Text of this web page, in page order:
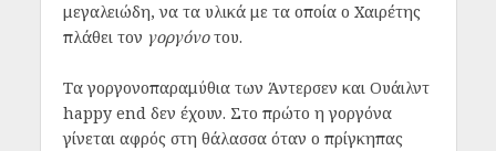
μεγαλειώδη, να τα υλικά με τα οποία ο Χαιρέτης
πλάθει τον γοργόνοτου.
Τα γοργονοπαραμύθια των Άντερσεν και Ουάιλντ
happy end δεν έχουν. Στο πρώτο η γοργόνα
γίνεται αφρός στη θάλασσα όταν ο πρίγκηπας